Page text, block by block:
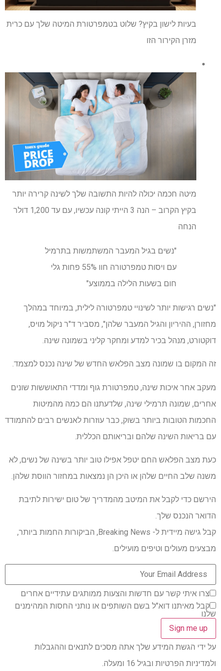
בעיות לישון בקיץ? שלוט בטמפרטורת המיטה שלך עם כרית
מזרן הקירור הזו
מיטה חכמה יכולה להיות התשובה שלך לשינה קרירה יותר
בקיץ הקרוב – הנה 3 הייתי קונה עכשיו, עם עד 1,200 דולר
הנחה
"נשים בגיל המעבר המשתמשות בתרמיל
עם ויסות טמפרטורה חוו 55% פחות גלי
חום בשעות הלילה בממוצע"
"נשים רגישות יותר לשינויי טמפרטורה לילית, במיוחד במהלך
מחזורן, ההיריון והגיל המעבר שלהן", מסביר ד"ר ניקול מויס,
דוקטורט, מנהל בכיר למדע ומחקר קליני בשמונה שינה.
זה המקום בו שמונה מצב הפלאש החדש של שינה נכנס למצמד.
מעקב אחר איכות שינה, טמפרטורת גוף ומדדי התאוששות שונים
אחרים, שמונה תרמילי שינה, שלדעתנו הם כמה מהמיטות
החכמות הטובות ביותר בשוק, כבר עוזרות לאנשים רבים להתמודד
עם בריאות השינה שלהם ובריאותם הכללית.
כעת מצב הפלאש החם יטפל אפילו טוב יותר בשינה של נשים, לא
משנה שלב החיים שלהן או היכן הן נמצאות במחזור הווסת שלהן.
הירשם כדי לקבל את המיטב מהמדריך של טום ישירות לתיבת
הדואר הנכנס שלך.
קבל גישה מיידית ל- Breaking News, הביקורות החמות ביותר,
מבצעים מעולים וטיפים מועילים.
צרו איתי קשר עם חדשות והצעות ממותגים עתידיים אחרים
קבל מאיתנו דוא"ל בשם השותפים או נותני החסות המהימנים
שלנו
על ידי הגשת המידע שלך אתה מסכים לתנאים וההגבלות
ולמדיניות הפרטיות ובגיל 16 ומעלה.